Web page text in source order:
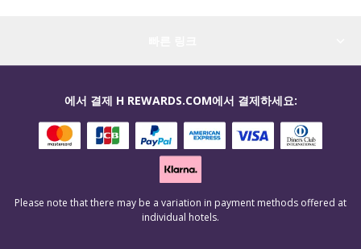
에서 결제 H REWARDS.COM에서 결제하세요:
Please note that there may be a variation in payment methods offered at
individual hotels.